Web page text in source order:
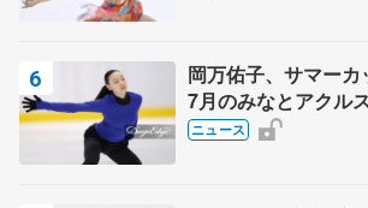
岡万佑子、サマー
7月のみなとアクル
で
ニュース